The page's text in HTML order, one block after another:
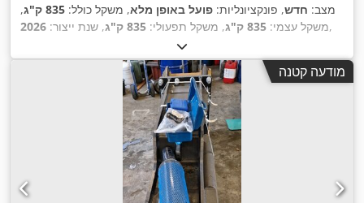
מצב: חדש, פונקציונליות: פועל באופן מלא, משקל כולל: 835 ק"ג
,
משקל עצמי: 835 ק"ג , משקל תפעולי: 835 ק"ג , שנת ייצור: 2026 ,
מודעה קטנה